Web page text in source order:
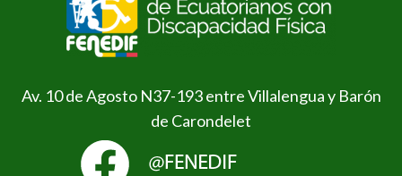
Av. 10 de Agosto N37-193 entre Villalengua y Barón
de Carondelet